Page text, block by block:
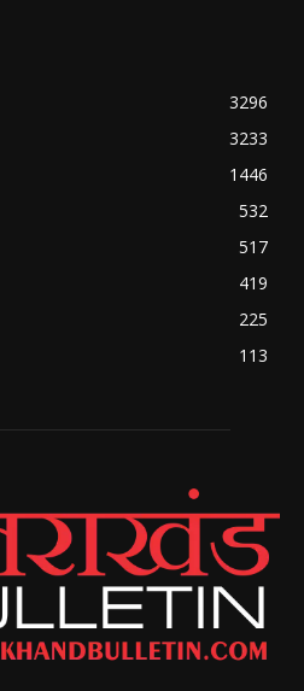
3296
3233
1446
532
517
419
225
113